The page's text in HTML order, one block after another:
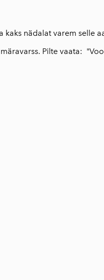
nädalat varem selle
Pilte vaata: "